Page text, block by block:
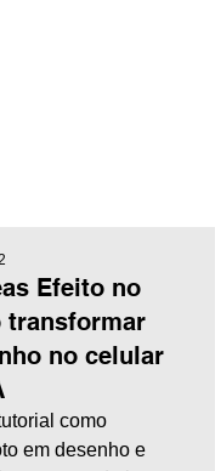
Efeito no
transformar
no celular
como
em desenho e